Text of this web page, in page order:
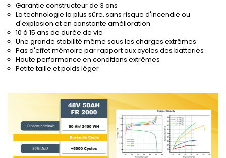
Garantie constructeur de 3 ans
La technologie la plus sûre, sans risque d'incendie ou
d'explosion et en constante amélioration
10 à 15 ans de durée de vie
Une grande stabilité même sous les charges extrêmes
Pas d'effet mémoire par rapport aux cycles des batteries
Haute performance en conditions extrêmes
Petite taille et poids léger